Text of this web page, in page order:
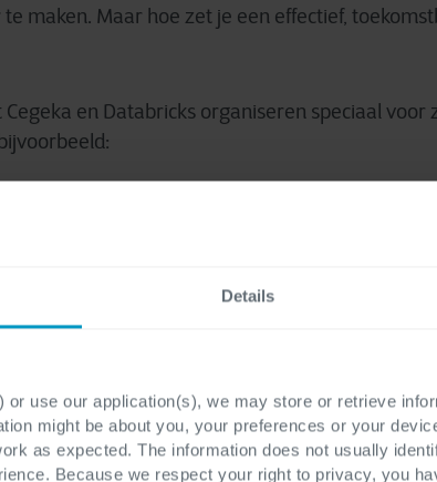
Details
or use our application(s), we may store or retrieve
might be about you, your preferences or your
as expected. The information does not usually
Because we respect your right to privacy, you
maken. Maar hoe zet je een effectief,
en Databricks organiseren speciaal voor
analytics;
specifieke datauitdagingen binnen de
van GGZ Rivierduinen die specifiek gekozen